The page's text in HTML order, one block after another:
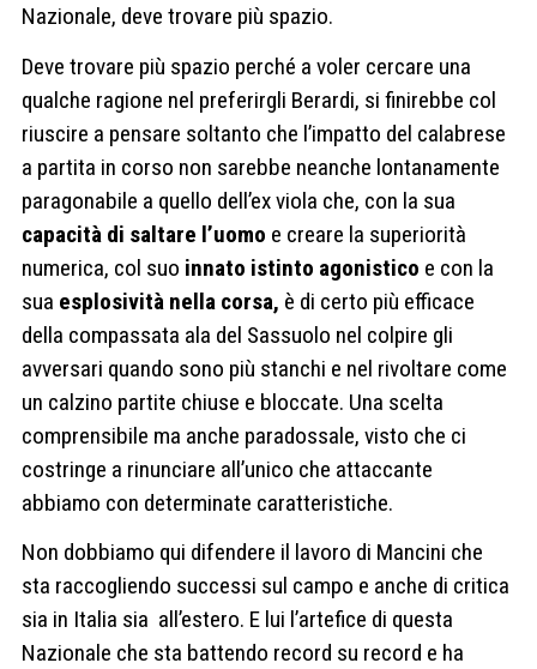
Nazionale, deve trovare più spazio.
Deve trovare più spazio perché a voler cercare una
qualche ragione nel preferirgli Berardi, si finirebbe col
riuscire a pensare soltanto che l’impatto del calabrese
a partita in corso non sarebbe neanche lontanamente
paragonabile a quello dell’ex viola che, con la sua
capacità di saltare l’uomo e creare la superiorità
numerica, col suo innato istinto agonistico e con la
sua esplosività nella corsa, è di certo più efficace
della compassata ala del Sassuolo nel colpire gli
avversari quando sono più stanchi e nel rivoltare come
un calzino partite chiuse e bloccate. Una scelta
comprensibile ma anche paradossale, visto che ci
costringe a rinunciare all’unico che attaccante
abbiamo con determinate caratteristiche.
Non dobbiamo qui difendere il lavoro di Mancini che
sta raccogliendo successi sul campo e anche di critica
sia in Italia sia all’estero. E lui l’artefice di questa
Nazionale che sta battendo record su record e ha